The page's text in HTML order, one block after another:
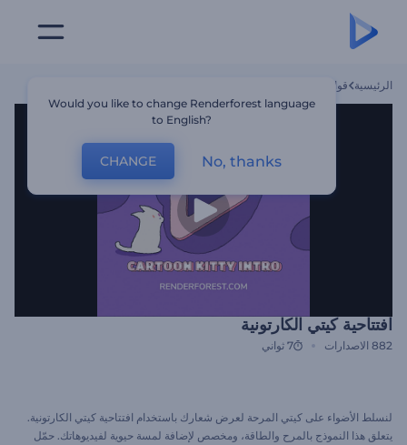
الرئيسية قوالب
افتتاحية كيتي الكارتونية
882 الاصدارات 7 ثواني
لنسلط الأضواء على كيتي المرحة لعرض شعارك باستخدام افتتاحية كيتي الكارتونية.
يتعلق هذا النموذج بالمرح والطاقة، ومخصص لإضافة لمسة حيوية لفيديوهاتك. حمّل
Would you like to change Renderforest language
to English?
CHANGE No, thanks